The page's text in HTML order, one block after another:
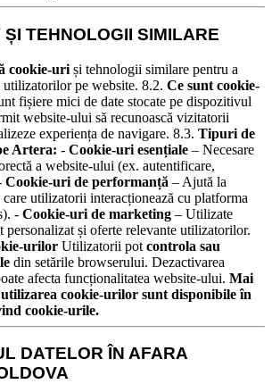
TEHNOLOGII SIMILARE
cookie-uri și tehnologii similare pentru a
pe website. 8.2. Ce sunt cookie-
fișiere mici de date stocate pe dispozitivul
website-ului să recunoască vizitatorii
experiența de navigare. 8.3. Tipuri de
Artera: - Cookie-uri esențiale – Necesare
a website-ului (ex. autentificare,
Cookie-uri de performanță – Ajută la
utilizatorii interacționează cu platforma
- Cookie-uri de marketing – Utilizate
personalizat și oferte relevante utilizatorilor.
urilor Utilizatorii pot controla sau
din setările browserului. Dezactivarea
afecta funcționalitatea website-ului. Mai
cookie-urilor sunt disponibile în
cookie-urile.
DATELOR ÎN AFARA